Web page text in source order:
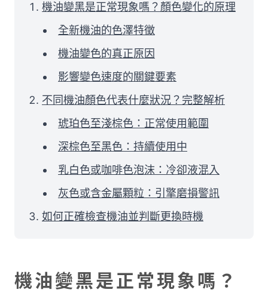
機油變黑是正常現象嗎？顏色變化的原理
全新機油的色澤特徵
機油變色的真正原因
影響變色速度的關鍵要素
不同機油顏色代表什麼狀況？完整解析
琥珀色至淺棕色：正常使用範圍
深棕色至黑色：持續使用中
乳白色或咖啡色泡沫：冷卻液混入
灰色或含金屬顆粒：引擎磨損警訊
如何正確檢查機油並判斷更換時機
機油變黑是正常現象嗎？